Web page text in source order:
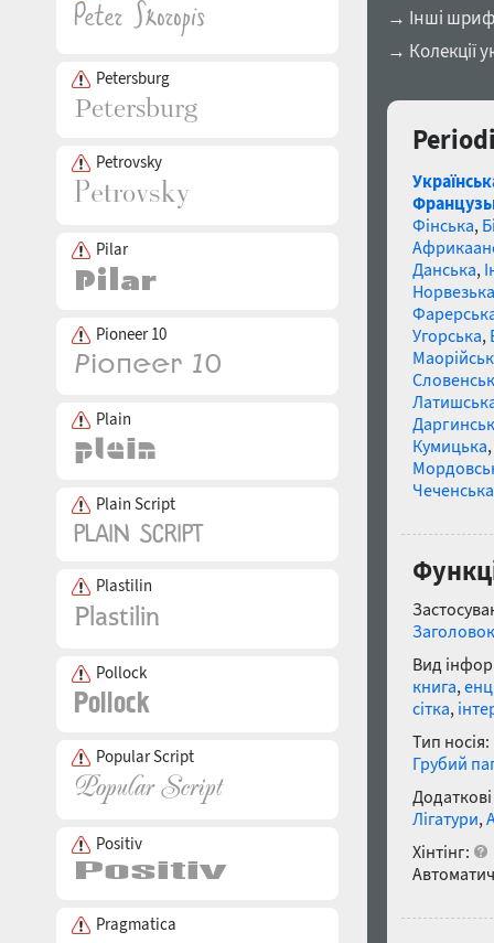
Petersburg
Petrovsky
Pilar
Pioneer 10
Plain
Plain Script
Plastilin
Pollock
Popular Script
Positiv
Pragmatica
→ Інші
→ Колекції
Фінська,
Данська,
Норвезька
Угорська,
Кумицька,
Чеченська
Заголовок
Вид
книга,
сітка,
Тип носія:
Грубий
Лігатури,
Хінтінг: